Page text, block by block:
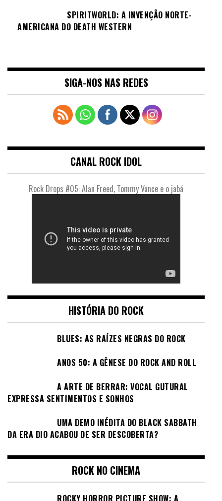
SPIRITWORLD: A INVENÇÃO NORTE-
AMERICANA DO DEATH WESTERN
SIGA-NOS NAS REDES
CANAL ROCK IDOL
Rock Drops #05: Alan Freed, Tommy Vance e o jabá
HISTÓRIA DO ROCK
BLUES: AS RAÍZES NEGRAS DO ROCK
ANOS 50: A GÊNESE DO ROCK AND ROLL
A ARTE DE BERRAR: VOCAL GUTURAL
EXPRESSA SENTIMENTOS E SONHOS
UMA DEMO INÉDITA DO BLACK SABBATH
DA ERA DIO ACABOU DE SER DESCOBERTA?
ROCK NO CINEMA
ROCKY HORROR PICTURE SHOW: A